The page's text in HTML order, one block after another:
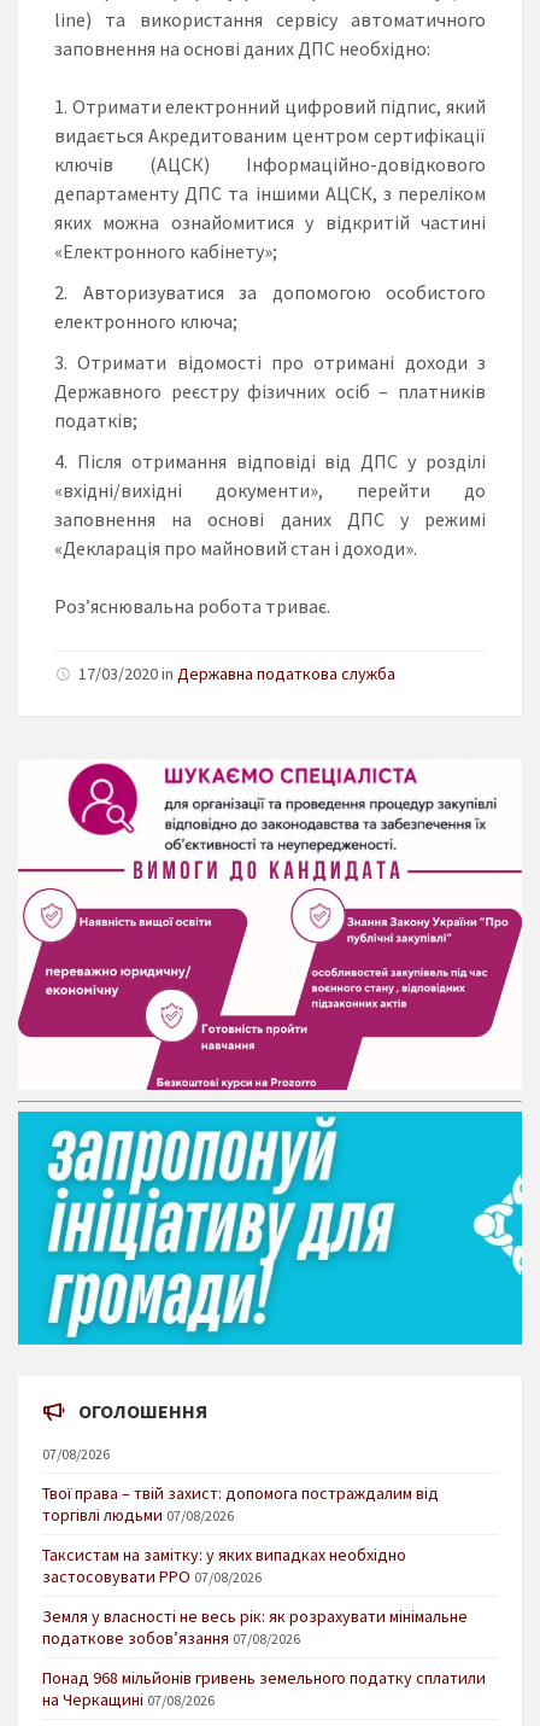
line) та використання сервісу автоматичного
заповнення на основі даних ДПС необхідно:
Отримати електронний цифровий підпис, який
видається Акредитованим центром сертифікації
ключів (АЦСК) Інформаційно-довідкового
департаменту ДПС та іншими АЦСК, з переліком
яких можна ознайомитися у відкритій частині
«Електронного кабінету»;
Авторизуватися за допомогою особистого
електронного ключа;
Отримати відомості про отримані доходи з
Державного реєстру фізичних осіб – платників
податків;
Після отримання відповіді від ДПС у розділі
«вхідні/вихідні документи», перейти до
заповнення на основі даних ДПС у режимі
«Декларація про майновий стан і доходи».
Роз’яснювальна робота триває.
17/03/2020 in Державна податкова служба
ОГОЛОШЕННЯ
07/08/2026
Твої права – твій захист: допомога постраждалим від
торгівлі людьми 07/08/2026
Таксистам на замітку: у яких випадках необхідно
застосовувати РРО 07/08/2026
Земля у власності не весь рік: як розрахувати мінімальне
податкове зобов’язання 07/08/2026
Понад 968 мільйонів гривень земельного податку сплатили
на Черкащині 07/08/2026